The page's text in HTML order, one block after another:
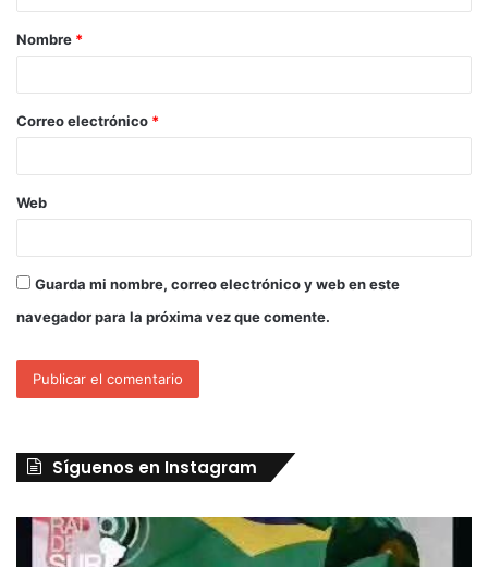
Nombre *
Correo electrónico *
Web
Guarda mi nombre, correo electrónico y web en este
navegador para la próxima vez que comente.
Síguenos en Instagram